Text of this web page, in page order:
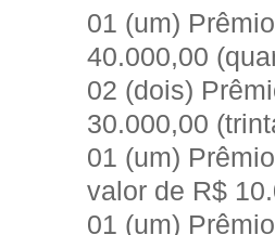
01 (um)
40.000,00
02 (dois)
30.000,00
01 (um)
valor de R$
01 (um)